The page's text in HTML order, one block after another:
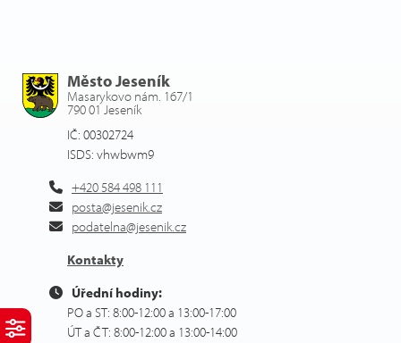
Město Jeseník
Masarykovo nám. 167/1
790 01 Jeseník
IČ: 00302724
ISDS: vhwbwm9
+420 584 498 111
posta@jesenik.cz
podatelna@jesenik.cz
Kontakty
Úřední hodiny:
PO a ST: 8:00-12:00 a 13:00-17:00
ÚT a ČT: 8:00-12:00 a 13:00-14:00